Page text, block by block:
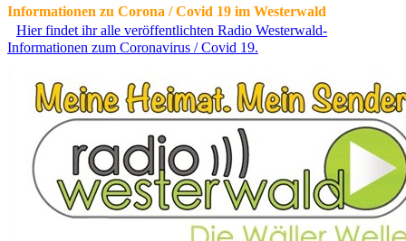
Informationen zu Corona / Covid 19 im Westerwald
Hier findet ihr alle veröffentlichten Radio Westerwald-
Informationen zum Coronavirus / Covid 19.